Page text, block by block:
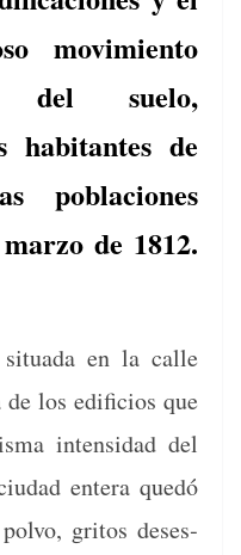
movimiento
del suelo,
habitantes de
poblaciones
de 1812.
en la calle
de los edi­fi­cios que
inten­si­dad del
entera quedó
gri­tos deses­